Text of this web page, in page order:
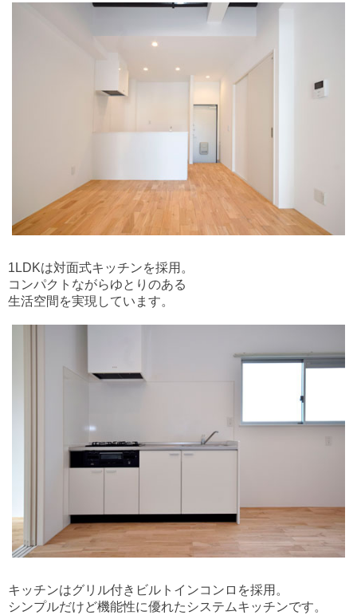
1LDKは対面式キッチンを採用。
コンパクトながらゆとりのある
生活空間を実現しています。
キッチンはグリル付きビルトインコンロを採用。
シンプルだけど機能性に優れたシステムキッチンです。